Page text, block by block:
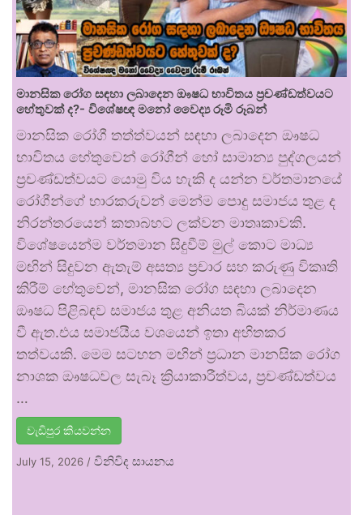
මානසික රෝග සඳහා ලබාදෙන ඖෂධ භාවිතය ප්‍රචණ්ඩත්වයට
හේතුවක් ද?- විශේෂඥ මනෝ වෛද්‍ය රූමි රූබන්
මානසික රෝගී තත්ත්වයන් සඳහා ලබාදෙන ඖෂධ
භාවිතය හේතුවෙන් රෝගීන් හෝ සාමාන්‍ය පුද්ගලයන්
ප්‍රචණ්ඩත්වයට යොමු විය හැකි ද යන්න වර්තමානයේ
රෝගීන්ගේ භාරකරුවන් මෙන්ම පොදු සමාජය තුළ ද
නිරන්තරයෙන් කතාබහට ලක්වන මාතෘකාවකි.
විශේෂයෙන්ම වර්තමාන සිදුවීම් මුල් කොට මාධ්‍ය
මඟින් සිදුවන ඇතැම් අසත්‍ය ප්‍රචාර සහ කරුණු විකෘති
කිරීම් හේතුවෙන්, මානසික රෝග සඳහා ලබාදෙන
ඖෂධ පිළිබඳව සමාජය තුළ අනියත බියක් නිර්මාණය
වී ඇත.එය සමාජයීය වශයෙන් ඉතා අහිතකර
තත්වයකි. මෙම සටහන මඟින් ප්‍රධාන මානසික රෝග
නාශක ඖෂධවල සැබෑ ක්‍රියාකාරීත්වය, ප්‍රචණ්ඩත්වය
…
වැඩිපුර කියවන්න
July 15, 2026 / විනිවිද සායනය